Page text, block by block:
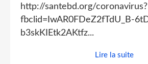
http://santebd.org/coronavirus?
fbclid=IwAR0FDeZ2fTdU_B-
b3skKIEtk2AKtfz...
Lire la suite